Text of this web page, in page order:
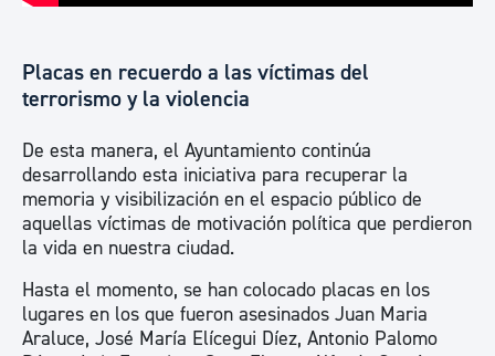
Placas en recuerdo a las víctimas del
terrorismo y la violencia
De esta manera, el Ayuntamiento continúa
desarrollando esta iniciativa para recuperar la
memoria y visibilización en el espacio público de
aquellas víctimas de motivación política que perdieron
la vida en nuestra ciudad.
Hasta el momento, se han colocado placas en los
lugares en los que fueron asesinados Juan Maria
Araluce, José María Elícegui Díez, Antonio Palomo